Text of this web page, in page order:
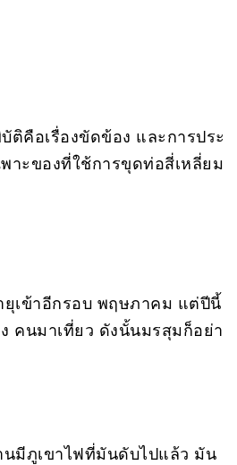
ติคือเรื่องขัดข้อง และการประ
าะของที่ใช้การขุดท่อสี่เหลี่ยม
ยุเข้าอีกรอบ พฤษภาคม แต่ปีนี้
คนมาเที่ยว ดังนั้นมรสุมก็อย่า
มีภูเขาไฟที่มันดับไปแล้ว มัน